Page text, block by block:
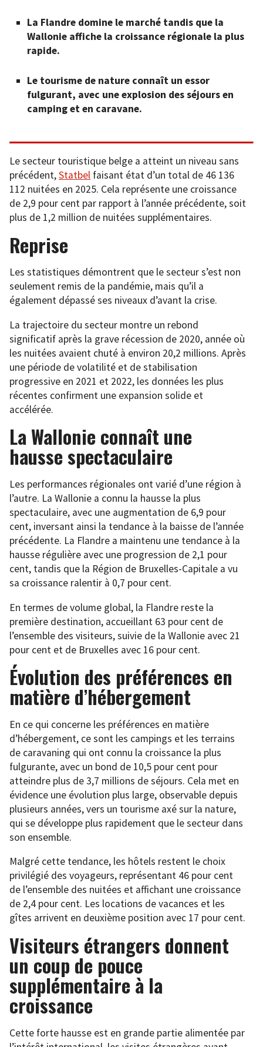
La Flandre domine le marché tandis que la
Wallonie affiche la croissance régionale la plus
rapide.
Le tourisme de nature connaît un essor
fulgurant, avec une explosion des séjours en
camping et en caravane.
Le secteur touristique belge a atteint un niveau sans
précédent,Statbel faisant état d’un total de 46 136
112 nuitées en 2025. Cela représente une croissance
de 2,9 pour cent par rapport à l’année précédente, soit
plus de 1,2 million de nuitées supplémentaires.
Reprise
Les statistiques démontrent que le secteur s’est non
seulement remis de la pandémie, mais qu’il a
également dépassé ses niveaux d’avant la crise.
La trajectoire du secteur montre un rebond
significatif après la grave récession de 2020, année où
les nuitées avaient chuté à environ 20,2 millions. Après
une période de volatilité et de stabilisation
progressive en 2021 et 2022, les données les plus
récentes confirment une expansion solide et
accélérée.
La Wallonie connaît une
hausse spectaculaire
Les performances régionales ont varié d’une région à
l’autre. La Wallonie a connu la hausse la plus
spectaculaire, avec une augmentation de 6,9 pour
cent, inversant ainsi la tendance à la baisse de l’année
précédente. La Flandre a maintenu une tendance à la
hausse régulière avec une progression de 2,1 pour
cent, tandis que la Région de Bruxelles-Capitale a vu
sa croissance ralentir à 0,7 pour cent.
En termes de volume global, la Flandre reste la
première destination, accueillant 63 pour cent de
l’ensemble des visiteurs, suivie de la Wallonie avec 21
pour cent et de Bruxelles avec 16 pour cent.
Évolution des préférences en
matière d’hébergement
En ce qui concerne les préférences en matière
d’hébergement, ce sont les campings et les terrains
de caravaning qui ont connu la croissance la plus
fulgurante, avec un bond de 10,5 pour cent pour
atteindre plus de 3,7 millions de séjours. Cela met en
évidence une évolution plus large, observable depuis
plusieurs années, vers un tourisme axé sur la nature,
qui se développe plus rapidement que le secteur dans
son ensemble.
Malgré cette tendance, les hôtels restent le choix
privilégié des voyageurs, représentant 46 pour cent
de l’ensemble des nuitées et affichant une croissance
de 2,4 pour cent. Les locations de vacances et les
gîtes arrivent en deuxième position avec 17 pour cent.
Visiteurs étrangers donnent
un coup de pouce
supplémentaire à la
croissance
Cette forte hausse est en grande partie alimentée par